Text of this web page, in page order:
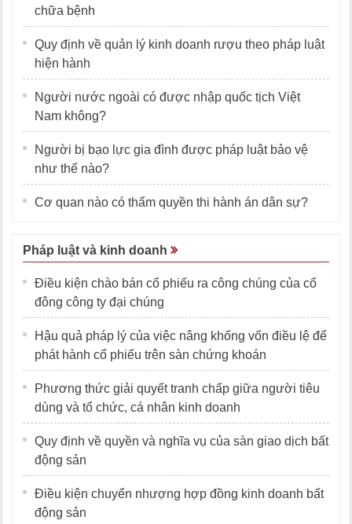
chữa bệnh
Quy định về quản lý kinh doanh rượu theo pháp luật
hiện hành
Người nước ngoài có được nhập quốc tịch Việt
Nam không?
Người bị bạo lực gia đình được pháp luật bảo vệ
như thế nào?
Cơ quan nào có thẩm quyền thi hành án dân sự?
Pháp luật và kinh doanh
Điều kiện chào bán cổ phiếu ra công chúng của cổ
đông công ty đại chúng
Hậu quả pháp lý của việc nâng khống vốn điều lệ để
phát hành cổ phiếu trên sàn chứng khoán
Phương thức giải quyết tranh chấp giữa người tiêu
dùng và tổ chức, cá nhân kinh doanh
Quy định về quyền và nghĩa vụ của sàn giao dịch bất
động sản
Điều kiện chuyển nhượng hợp đồng kinh doanh bất
động sản